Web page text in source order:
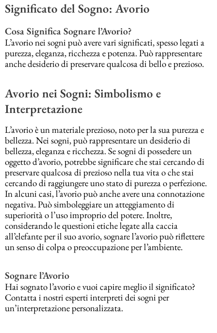
Significato del Sogno: Avorio
Cosa Significa Sognare l’Avorio?
L’avorio nei sogni può avere vari significati, spesso legati a
purezza, eleganza, ricchezza e potenza. Può rappresentare
anche desiderio di preservare qualcosa di bello e prezioso.
Avorio nei Sogni: Simbolismo e
Interpretazione
L’avorio è un materiale prezioso, noto per la sua purezza e
bellezza. Nei sogni, può rappresentare un desiderio di
bellezza, eleganza e ricchezza. Se sogni di possedere un
oggetto d’avorio, potrebbe significare che stai cercando di
preservare qualcosa di prezioso nella tua vita o che stai
cercando di raggiungere uno stato di purezza o perfezione.
In alcuni casi, l’avorio può anche avere una connotazione
negativa. Può simboleggiare un atteggiamento di
superiorità o l’uso improprio del potere. Inoltre,
considerando le questioni etiche legate alla caccia
all’elefante per il suo avorio, sognare l’avorio può riflettere
un senso di colpa o preoccupazione per l’ambiente.
Sognare l’Avorio
Hai sognato l’avorio e vuoi capire meglio il significato?
Contatta i nostri esperti interpreti dei sogni per
un’interpretazione personalizzata.